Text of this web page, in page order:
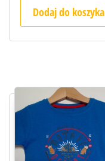
Dodaj do koszyka